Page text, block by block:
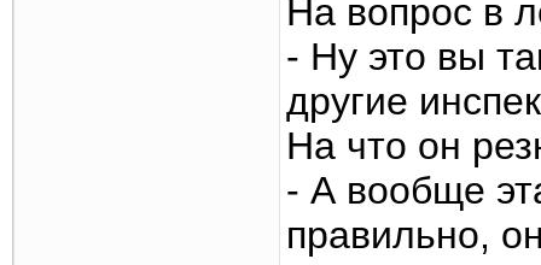
На вопрос в
- Ну это вы
другие
На что он
- А вообще
правильно,